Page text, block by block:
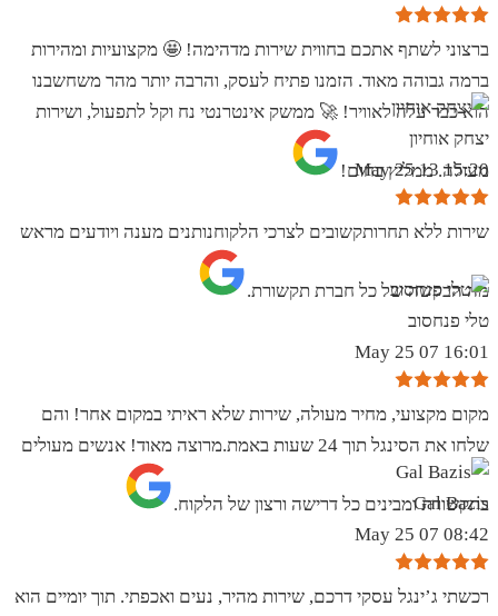
ברצוני לשתף אתכם בחווית שירות מדהימה! 🤩 מקצועיות ומהירות
ברמה גבוהה מאוד. הזמנו פתיח לעסק, והרבה יותר מהר משחשבנו
הוא כבר עלה לאוויר! 🚀 ממשק אינטרנטי נח וקל לתפעול, ושירות
מעולה. ממליץ בחום!
יצחק אוחיון
15:20 13 May 25
שירות ללא תחרותקשובים לצרכי הלקוחנותנים מענה ויודעים מראש
מה הבקשה של כל חברת תקשורת.
טלי פנחסוב
16:01 07 May 25
מקום מקצועי, מחיר מעולה, שירות שלא ראיתי במקום אחר! והם
שלחו את הסינגל תוך 24 שעות באמת.מרוצה מאוד! אנשים מעולים
בתקשורת ומבינים כל דרישה ורצון של הלקוח.
Gal Bazis
08:42 07 May 25
רכשתי ג’ינגל עסקי דרכם, שירות מהיר, נעים ואכפתי. תוך יומיים הוא